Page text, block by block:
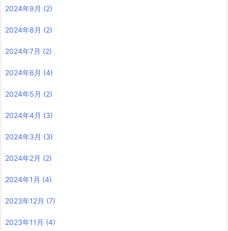
2024年9月 (2)
2024年8月 (2)
2024年7月 (2)
2024年6月 (4)
2024年5月 (2)
2024年4月 (3)
2024年3月 (3)
2024年2月 (2)
2024年1月 (4)
2023年12月 (7)
2023年11月 (4)